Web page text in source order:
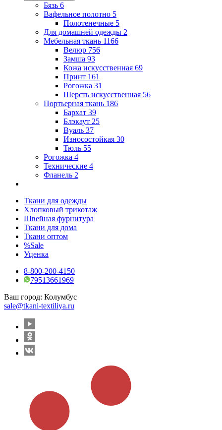
Бязь 6
Вафельное полотно 5
Полотенечные 5
Для домашней одежды 2
Мебельная ткань 1166
Велюр 756
Замша 93
Кожа искусственная 69
Принт 161
Рогожка 31
Шерсть искусственная 56
Портьерная ткань 186
Бархат 39
Блэкаут 25
Вуаль 37
Износостойкая 30
Тюль 55
Рогожка 4
Технические 4
Фланель 2
Ткани для одежды
Хлопковый трикотаж
Швейная фурнитура
Ткани для дома
Ткани оптом
%Sale
Уценка
8-800-200-4150
79513661969
Ваш город: Колумбус
sale@tkani-textiliya.ru